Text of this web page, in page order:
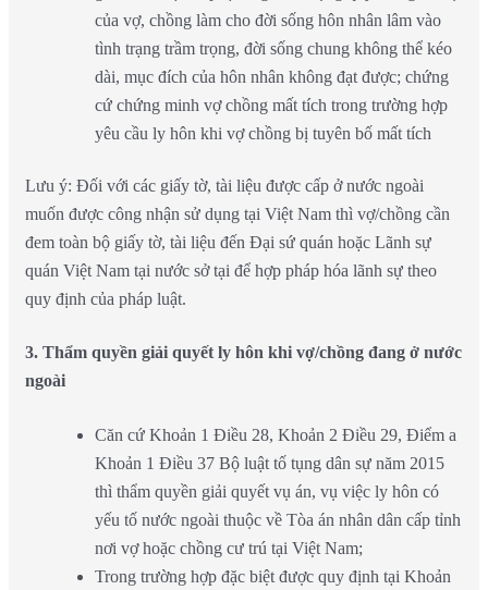
của vợ, chồng làm cho đời sống hôn nhân lâm vào
tình trạng trầm trọng, đời sống chung không thể kéo
dài, mục đích của hôn nhân không đạt được; chứng
cứ chứng minh vợ chồng mất tích trong trường hợp
yêu cầu ly hôn khi vợ chồng bị tuyên bố mất tích
Lưu ý: Đối với các giấy tờ, tài liệu được cấp ở nước ngoài
muốn được công nhận sử dụng tại Việt Nam thì vợ/chồng cần
đem toàn bộ giấy tờ, tài liệu đến Đại sứ quán hoặc Lãnh sự
quán Việt Nam tại nước sở tại để hợp pháp hóa lãnh sự theo
quy định của pháp luật.
3. Thẩm quyền giải quyết ly hôn khi vợ/chồng đang ở nước
ngoài
Căn cứ Khoản 1 Điều 28, Khoản 2 Điều 29, Điểm a
Khoản 1 Điều 37 Bộ luật tố tụng dân sự năm 2015
thì thẩm quyền giải quyết vụ án, vụ việc ly hôn có
yếu tố nước ngoài thuộc về Tòa án nhân dân cấp tỉnh
nơi vợ hoặc chồng cư trú tại Việt Nam;
Trong trường hợp đặc biệt được quy định tại Khoản